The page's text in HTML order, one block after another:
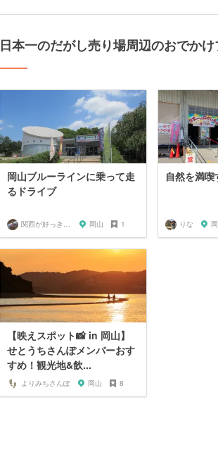
日本一のだがし売り場周辺のおでか
岡山ブルーラインに乗って走
るドライブ
関西が好っきゃねん 岡山 1
自然を満
りな
【映えスポット📸 in 岡山】
せとうちさんぽメンバーおす
すめ！観光地&飲...
よりみちさんぽ 岡山 8